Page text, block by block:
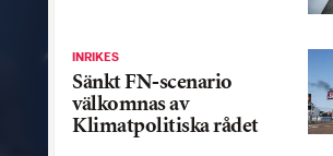
INRIKES
Sänkt FN-scenario
välkomnas av
Klimatpolitiska rådet